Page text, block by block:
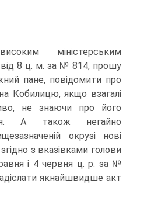
міністерським
8 ц. м. за № 814, прошу
пане, повідомити про
Кобилицю, якщо взагалі
не знаючи про його
А також негайно
окрузі нові
з вказівками голови
і 4 червня ц. р. за №
якнайшвидше акт